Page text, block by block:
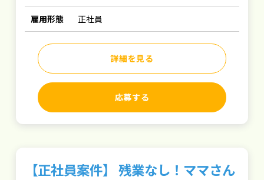
雇用形態 正社員
詳細を見る
応募する
【正社員案件】 残業なし！ママさん